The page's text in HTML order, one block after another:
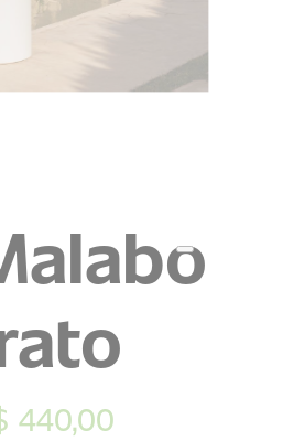
440,00